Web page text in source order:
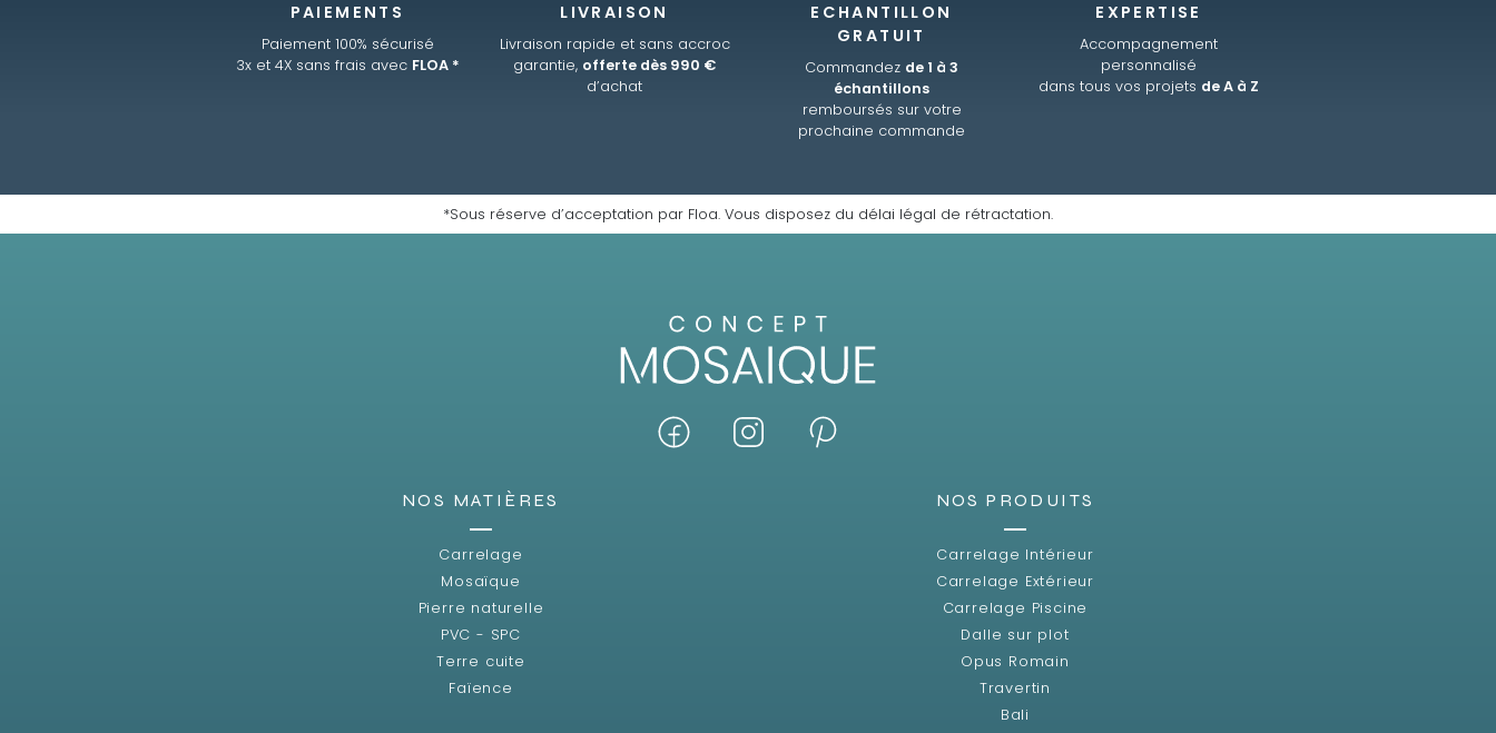
PAIEMENTS
Paiement 100% sécurisé
3x et 4X sans frais avec FLOA *
LIVRAISON
Livraison rapide et sans accroc
garantie, offerte dès 990 €
d’achat
ECHANTILLON
GRATUIT
Commandez de 1 à 3
échantillons
remboursés sur votre
prochaine commande
EXPERTISE
Accompagnement
personnalisé
dans tous vos projets de A à Z
*Sous réserve d’acceptation par Floa. Vous disposez du délai légal de rétractation.
NOS MATIÈRES
Carrelage
Mosaïque
Pierre naturelle
PVC - SPC
Terre cuite
Faïence
NOS PRODUITS
Carrelage Intérieur
Carrelage Extérieur
Carrelage Piscine
Dalle sur plot
Opus Romain
Travertin
Bali